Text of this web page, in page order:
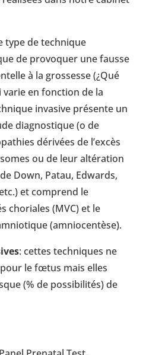
type de technique
de provoquer une fausse
à la grossesse (¿Qué
en fonction de la
invasive présente un
diagnostique (o de
dérivées de l’excès
ou de leur altération
Down, Patau, Edwards,
et comprend le
choriales (MVC) et le
(amniocentèse).
: cettes techniques ne
le fœtus mais elles
(% de possibilités) de